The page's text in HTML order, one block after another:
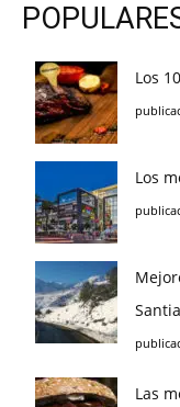
Los
Los
Las